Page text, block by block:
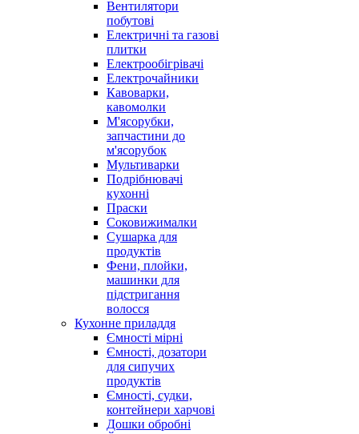
Вентилятори
побутові
Електричні та газові
плитки
Електрообігрівачі
Електрочайники
Кавоварки,
кавомолки
М'ясорубки,
запчастини до
м'ясорубок
Мультиварки
Подрібнювачі
кухонні
Праски
Соковижималки
Сушарка для
продуктів
Фени, плойки,
машинки для
підстригання
волосся
Кухонне приладдя
Ємності мірні
Ємності, дозатори
для сипучих
продуктів
Ємності, судки,
контейнери харчові
Дошки обробні